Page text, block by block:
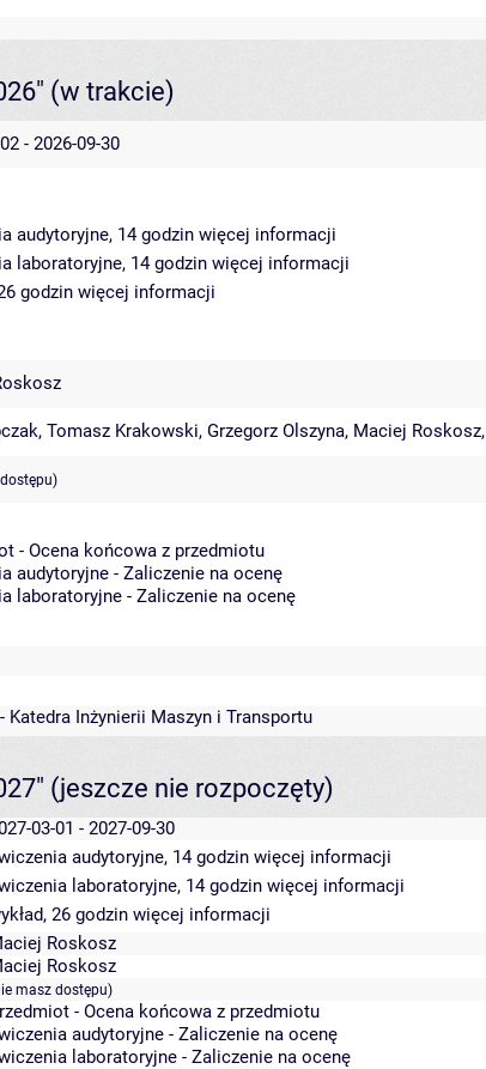
(w trakcie)
- 2026-09-30
audytoryjne, 14 godzin więcej informacji
laboratoryjne, 14 godzin więcej informacji
godzin więcej informacji
, Tomasz Krakowski, Grzegorz Olszyna, Maciej Roskosz,
- Ocena końcowa z przedmiotu
audytoryjne - Zaliczenie na ocenę
laboratoryjne - Zaliczenie na ocenę
Katedra Inżynierii Maszyn i Transportu
(jeszcze nie rozpoczęty)
03-01 - 2027-09-30
audytoryjne, 14 godzin więcej informacji
laboratoryjne, 14 godzin więcej informacji
26 godzin więcej informacji
Roskosz
Roskosz
masz dostępu)
- Ocena końcowa z przedmiotu
audytoryjne - Zaliczenie na ocenę
laboratoryjne - Zaliczenie na ocenę